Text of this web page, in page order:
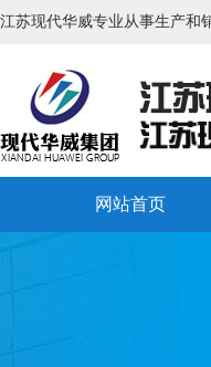
江苏现代华威专业从事生产和
网站首页